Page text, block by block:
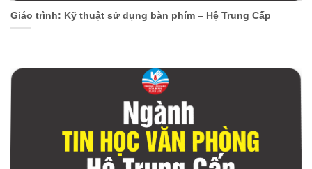
Giáo trình: Kỹ thuật sử dụng bàn phím – Hệ Trung Cấp